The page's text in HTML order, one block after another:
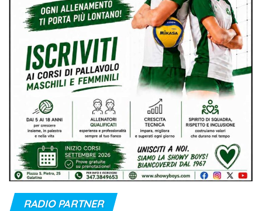
RADIO PARTNER